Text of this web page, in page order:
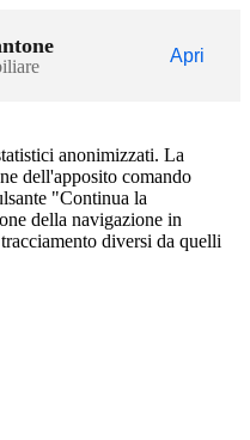
Apri
anonimizzati. La
dell'apposito comando
"Continua la
della navigazione in
diversi da quelli